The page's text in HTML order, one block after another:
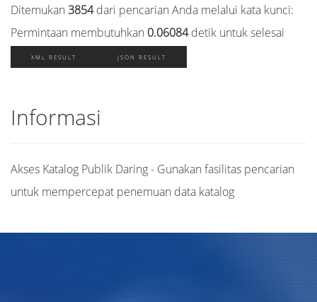
Ditemukan 3854dari pencarian Anda melalui kata kunci:
Permintaan membutuhkan 0.06084detik untuk selesai
XML RESULT JSON RESULT
Informasi
Akses Katalog Publik Daring - Gunakan fasilitas pencarian
untuk mempercepat penemuan data katalog